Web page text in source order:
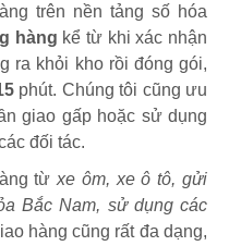
trên nền tảng số hóa
hàng kể từ khi xác nhận
ra khỏi kho rồi đóng gói,
phút. Chúng tôi cũng ưu
giao gấp hoặc sử dụng
đối tác.
từxe ôm, xe ô tô, gửi
Bắc Nam, sử dụng các
hàng cũng rất đa dạng,